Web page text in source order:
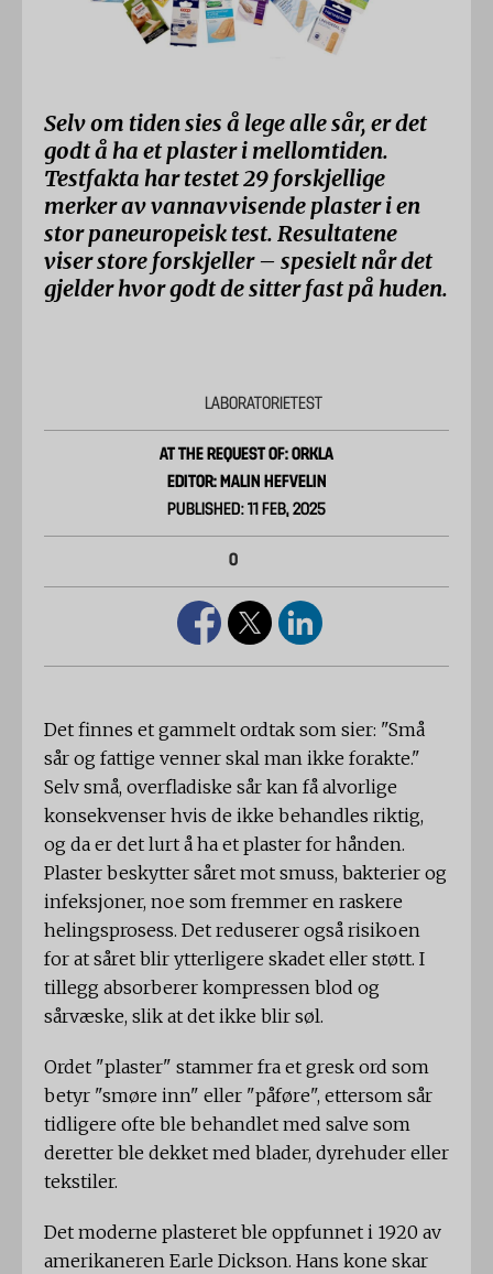
Selv om tiden sies å lege alle sår, er det
godt å ha et plaster i mellomtiden.
Testfakta har testet 29 forskjellige
merker av vannavvisende plaster i en
stor paneuropeisk test. Resultatene
viser store forskjeller – spesielt når det
gjelder hvor godt de sitter fast på huden.
LABORATORIETEST
AT THE REQUEST OF: ORKLA
EDITOR: MALIN HEFVELIN
PUBLISHED: 11 FEB, 2025
0
Det finnes et gammelt ordtak som sier: "Små
sår og fattige venner skal man ikke forakte."
Selv små, overfladiske sår kan få alvorlige
konsekvenser hvis de ikke behandles riktig,
og da er det lurt å ha et plaster for hånden.
Plaster beskytter såret mot smuss, bakterier og
infeksjoner, noe som fremmer en raskere
helingsprosess. Det reduserer også risikoen
for at såret blir ytterligere skadet eller støtt. I
tillegg absorberer kompressen blod og
sårvæske, slik at det ikke blir søl.
Ordet "plaster" stammer fra et gresk ord som
betyr "smøre inn" eller "påføre", ettersom sår
tidligere ofte ble behandlet med salve som
deretter ble dekket med blader, dyrehuder eller
tekstiler.
Det moderne plasteret ble oppfunnet i 1920 av
amerikaneren Earle Dickson. Hans kone skar